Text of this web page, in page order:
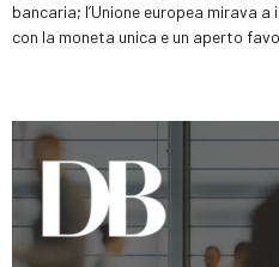
bancaria; l’Unione europea mirava
con la moneta unica e un aperto